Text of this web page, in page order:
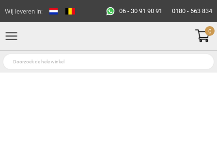
Wij leveren in: 06 - 30 91 90 91 0180 - 663 834
0